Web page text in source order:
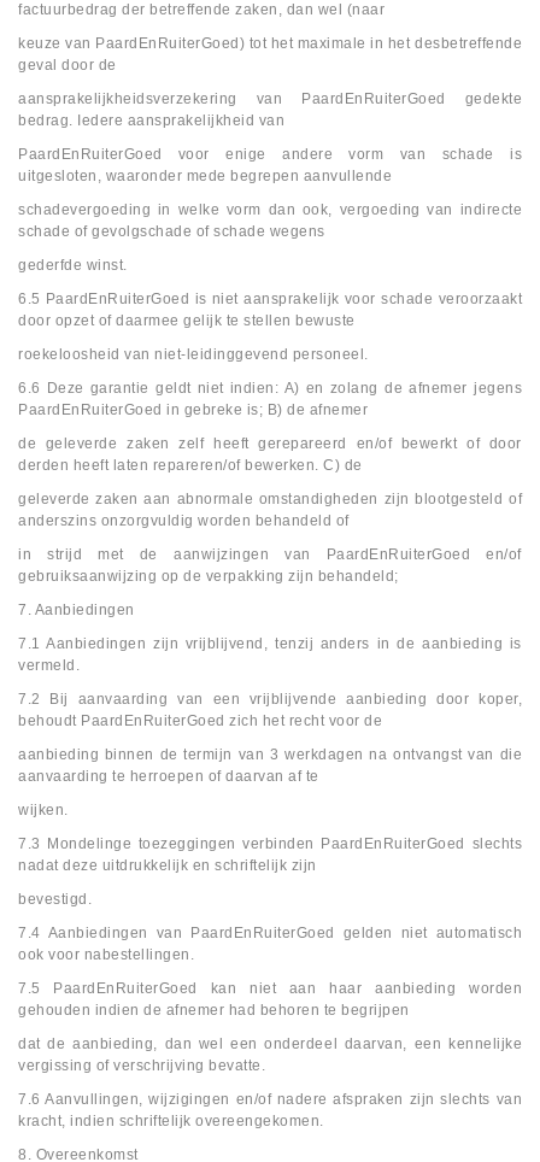
factuurbedrag der betreffende zaken, dan wel (naar
keuze van PaardEnRuiterGoed) tot het maximale in het desbetreffende
geval door de
aansprakelijkheidsverzekering van PaardEnRuiterGoed gedekte
bedrag. Iedere aansprakelijkheid van
PaardEnRuiterGoed voor enige andere vorm van schade is
uitgesloten, waaronder mede begrepen aanvullende
schadevergoeding in welke vorm dan ook, vergoeding van indirecte
schade of gevolgschade of schade wegens
gederfde winst.
6.5 PaardEnRuiterGoed is niet aansprakelijk voor schade veroorzaakt
door opzet of daarmee gelijk te stellen bewuste
roekeloosheid van niet-leidinggevend personeel.
6.6 Deze garantie geldt niet indien: A) en zolang de afnemer jegens
PaardEnRuiterGoed in gebreke is; B) de afnemer
de geleverde zaken zelf heeft gerepareerd en/of bewerkt of door
derden heeft laten repareren/of bewerken. C) de
geleverde zaken aan abnormale omstandigheden zijn blootgesteld of
anderszins onzorgvuldig worden behandeld of
in strijd met de aanwijzingen van PaardEnRuiterGoed en/of
gebruiksaanwijzing op de verpakking zijn behandeld;
7. Aanbiedingen
7.1 Aanbiedingen zijn vrijblijvend, tenzij anders in de aanbieding is
vermeld.
7.2 Bij aanvaarding van een vrijblijvende aanbieding door koper,
behoudt PaardEnRuiterGoed zich het recht voor de
aanbieding binnen de termijn van 3 werkdagen na ontvangst van die
aanvaarding te herroepen of daarvan af te
wijken.
7.3 Mondelinge toezeggingen verbinden PaardEnRuiterGoed slechts
nadat deze uitdrukkelijk en schriftelijk zijn
bevestigd.
7.4 Aanbiedingen van PaardEnRuiterGoed gelden niet automatisch
ook voor nabestellingen.
7.5 PaardEnRuiterGoed kan niet aan haar aanbieding worden
gehouden indien de afnemer had behoren te begrijpen
dat de aanbieding, dan wel een onderdeel daarvan, een kennelijke
vergissing of verschrijving bevatte.
7.6 Aanvullingen, wijzigingen en/of nadere afspraken zijn slechts van
kracht, indien schriftelijk overeengekomen.
8. Overeenkomst